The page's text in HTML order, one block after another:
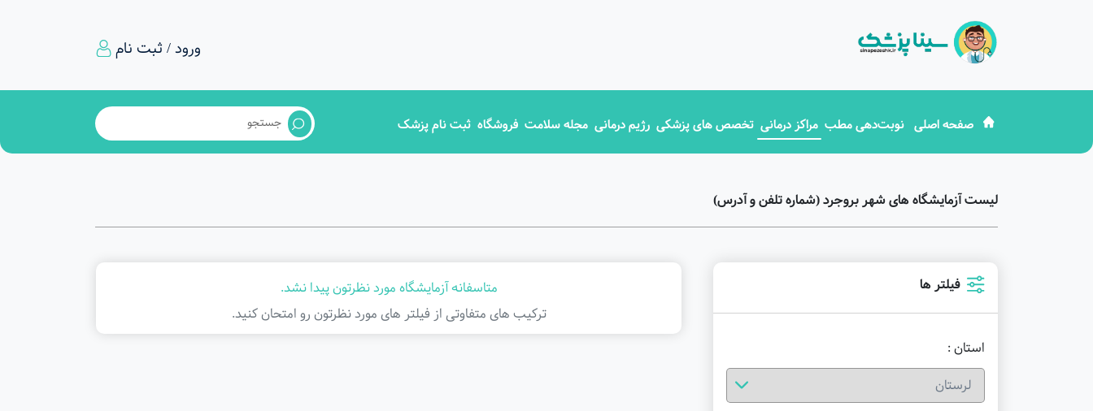
ورود / ثبت نام
صفحه اصلی نوبت‌دهی مطب مراکز درمانی تخصص های پزشکی رژیم درمانی مجله سلامت فروشگاه ثبت نام پزشک
لیست آزمایشگاه های شهر بروجرد (شماره تلفن و آدرس)
فیلتر ها
استان :
متاسفانه آزمایشگاه مورد نظرتون پیدا نشد.
ترکیب های متفاوتی از فیلتر ‌های مورد نظرتون رو امتحان کنید.